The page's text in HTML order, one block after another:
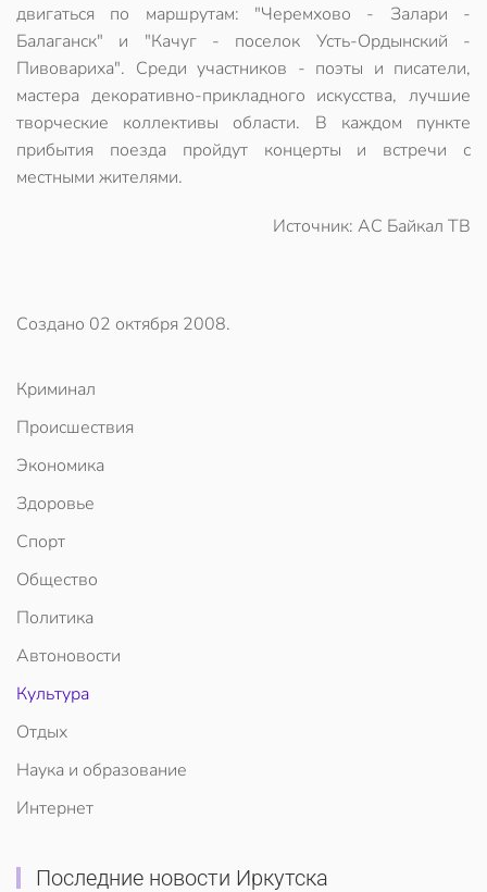
двигаться по маршрутам: "Черемхово - Залари -
Балаганск" и "Качуг - поселок Усть-Ордынский -
Пивовариха". Среди участников - поэты и писатели,
мастера декоративно-прикладного искусства, лучшие
творческие коллективы области. В каждом пункте
прибытия поезда пройдут концерты и встречи с
местными жителями.
Источник: АС Байкал ТВ
Создано 02 октября 2008.
Криминал
Происшествия
Экономика
Здоровье
Спорт
Общество
Политика
Автоновости
Культура
Отдых
Наука и образование
Интернет
Последние новости Иркутска